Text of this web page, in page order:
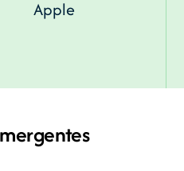
Apple